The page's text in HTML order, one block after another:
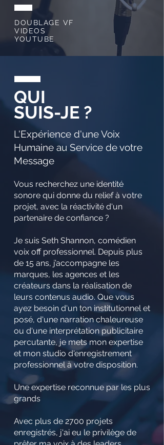
DOUBLAGE VF
VIDEOS
YOUTUBE
QUI
SUIS-JE ?
L'Expérience d'une Voix
Humaine au Service de votre
Message
Vous recherchez une identité
sonore qui donne du relief à votre
projet, avec la réactivité d'un
partenaire de confiance ?
Je suis Seth Shannon, comédien
voix off professionnel. Depuis plus
de 15 ans, j’accompagne les
marques, les agences et les
créateurs dans la réalisation de
leurs contenus audio. Que vous
ayez besoin d'un ton institutionnel et
posé, d'une narration chaleureuse
ou d'une interprétation publicitaire
percutante, je mets mon expertise
et mon studio d'enregistrement
professionnel à votre disposition.
Une expertise reconnue par les plus
grands
Avec plus de 2700 projets
enregistrés, j'ai eu le privilège de